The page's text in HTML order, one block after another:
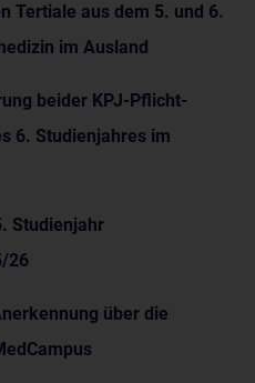
Tertiale aus dem 5. und 6.
im Ausland
beider KPJ-Pflicht-
6. Studienjahres im
Studienjahr
26
über die